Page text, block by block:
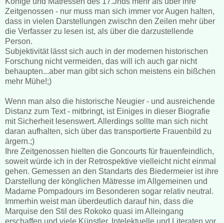
Zeitgenossen - nur muss man sich immer vor Augen halten,
dass in vielen Darstellungen zwischn den Zeilen mehr über
die Verfasser zu lesen ist, als über die darzustellende
Person.
Subjektivität lässt sich auch in der modernen historischen
Forschung nicht vermeiden, das will ich auch gar nicht
behaupten...aber man gibt sich schon meistens ein bißchen
mehr Mühe!;)
Wenn man also die historische Neugier - und ausreichende
Distanz zum Text - mitbringt, ist Einiges in dieser Biografie
mit Sicherheit lesenswert. Allerdings sollte man sich nicht
daran aufhalten, sich über das transportierte Frauenbild zu
ärgern.;)
Ihre Zeitgenossen hielten die Goncourts für frauenfeindlich,
soweit würde ich in der Retrospektive vielleicht nicht einmal
gehen. Gemessen an den Standarts des Biedermeier ist ihre
Darstellung der könglichen Mätresse im Allgemeinen und
Madame Pompadours im Besonderen sogar relativ neutral.
Immerhin weist man überdeutlich darauf hin, dass die
Marquise den Stil des Rokoko quasi im Alleingang
erschaffen und viele Künstler, Intelektuelle und Literaten vor